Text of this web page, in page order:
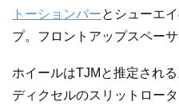
トーションバーとシューエ
プ。フロントアップスペー
ホイールはTJMと推定される
ディクセルのスリットロータ